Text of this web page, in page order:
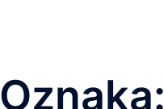
Oznaka: